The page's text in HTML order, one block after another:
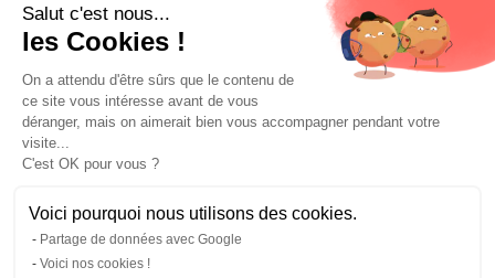
Salut c'est nous...
les Cookies !
On a attendu d'être sûrs que le contenu de
ce site vous intéresse avant de vous
déranger, mais on aimerait bien vous accompagner pendant votre
visite...
C'est OK pour vous ?
Voici pourquoi nous utilisons des cookies.
Partage de données avec Google
Voici nos cookies !
Location Samsung Galaxy S25
Location MacBook pour entreprise
Location Apple MacBook Pro 14" M4
Location Apple MacBook Air M4
Location MacBook Air 15" M4
Location tablettes pour entreprise
Location Apple iPad Pro 11" M4 (Wi-Fi +
Location Samsung Galaxy Tab A9+
©2024 Cleaq SAS. Tous droits réservés.
Conditions générales d'utilisation